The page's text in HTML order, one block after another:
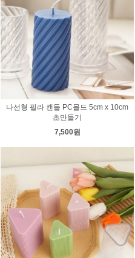
나선형 필라 캔들 PC몰드 5cm x 10cm
초만들기
7,500원